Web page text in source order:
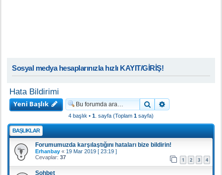
Sosyal medya hesaplarınızla hızlı KAYIT/GİRİŞ!
Hata Bildirimi
Yeni Başlık
Ara
4 başlık • 1 . sayfa (Toplam 1 sayfa)
BAŞLIKLAR
Forumumuzda karşılaştığını hataları bize bildirin!
Erhanbay « 19 Mar 2019 [ 23:19 ]
Cevaplar: 37 1 2 3 4
Sohbet